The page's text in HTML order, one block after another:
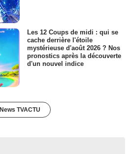
Les 12 Coups de midi : qui se
cache derrière l'étoile
mystérieuse d'août 2026 ? Nos
pronostics après la découverte
d'un nouvel indice
News TVACTU